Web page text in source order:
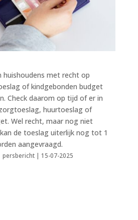
huishoudens met recht op
of kindgebonden budget
Check daarom op tijd of er in
huurtoeslag of
Wel recht, maar nog niet
de toeslag uiterlijk nog tot 1
aangevraagd.
| 15-07-2025